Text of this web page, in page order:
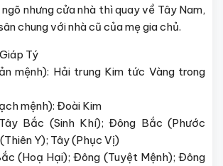
nhưng cửa nhà thì quay về Tây Nam,
chung với nhà cũ của mẹ gia chủ.
Tý
mệnh): Hải trung Kim tức Vàng trong
mệnh): Đoài Kim
Bắc (Sinh Khí); Đông Bắc (Phước
Y); Tây (Phục Vị)
(Hoạ Hại); Đông (Tuyệt Mệnh); Đông